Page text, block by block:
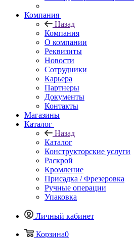
Компания
Назад
Компания
О компании
Реквизиты
Новости
Сотрудники
Карьера
Партнеры
Документы
Контакты
Магазины
Каталог
Назад
Каталог
Конструкторские услуги
Раскрой
Кромление
Присадка / Фрезеровка
Ручные операции
Упаковка
Личный кабинет
Корзина0